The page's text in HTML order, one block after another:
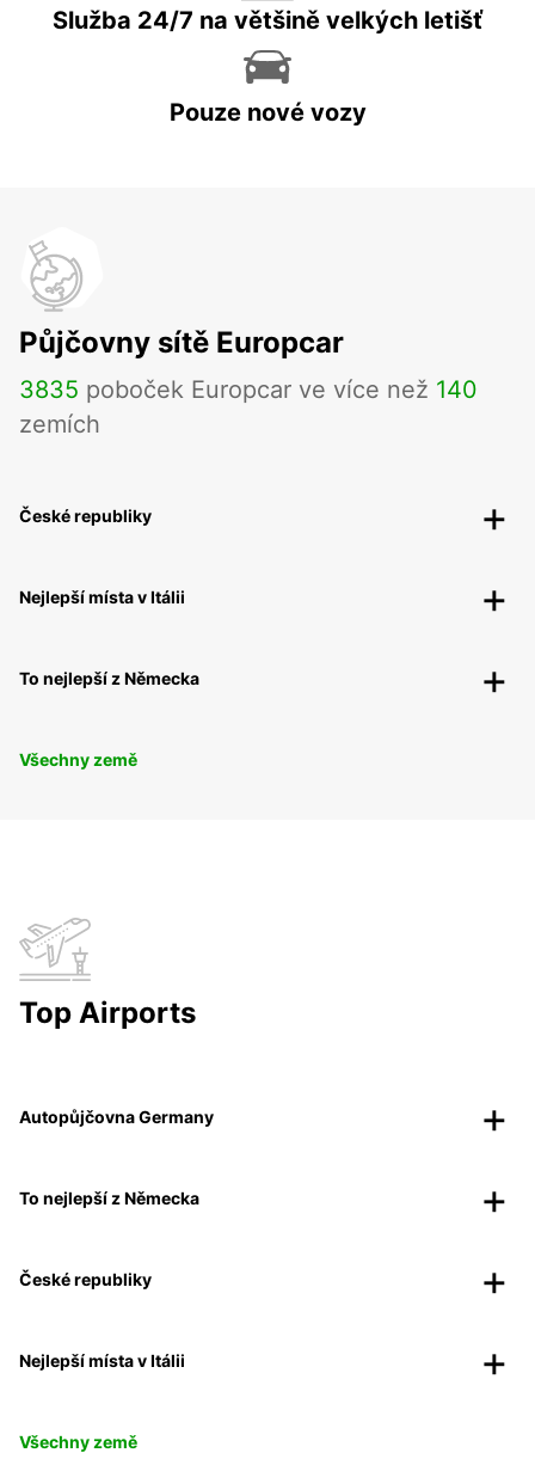
Služba 24/7 na většině velkých letišť
Pouze nové vozy
Půjčovny sítě Europcar
3835 poboček Europcar ve více než 140
zemích
České republiky
Nejlepší místa v Itálii
To nejlepší z Německa
Všechny země
Top Airports
Autopůjčovna Germany
To nejlepší z Německa
České republiky
Nejlepší místa v Itálii
Všechny země